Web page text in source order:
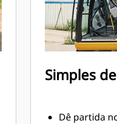
Simples
Dê partida